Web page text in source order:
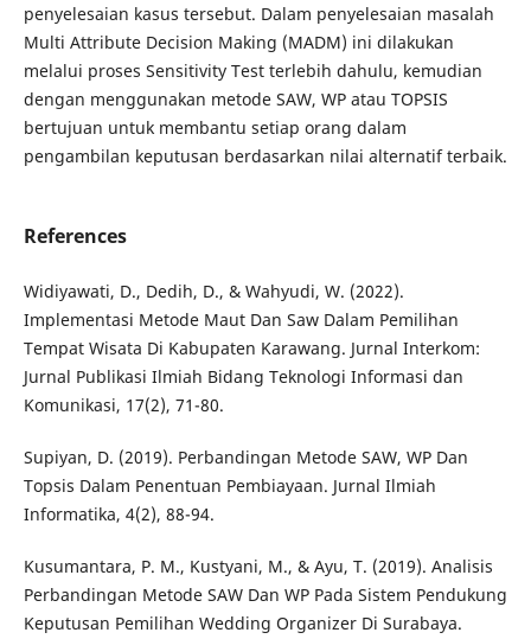
penyelesaian kasus tersebut. Dalam penyelesaian masalah
Multi Attribute Decision Making (MADM) ini dilakukan
melalui proses Sensitivity Test terlebih dahulu, kemudian
dengan menggunakan metode SAW, WP atau TOPSIS
bertujuan untuk membantu setiap orang dalam
pengambilan keputusan berdasarkan nilai alternatif terbaik.
References
Widiyawati, D., Dedih, D., & Wahyudi, W. (2022).
Implementasi Metode Maut Dan Saw Dalam Pemilihan
Tempat Wisata Di Kabupaten Karawang. Jurnal Interkom:
Jurnal Publikasi Ilmiah Bidang Teknologi Informasi dan
Komunikasi, 17(2), 71-80.
Supiyan, D. (2019). Perbandingan Metode SAW, WP Dan
Topsis Dalam Penentuan Pembiayaan. Jurnal Ilmiah
Informatika, 4(2), 88-94.
Kusumantara, P. M., Kustyani, M., & Ayu, T. (2019). Analisis
Perbandingan Metode SAW Dan WP Pada Sistem Pendukung
Keputusan Pemilihan Wedding Organizer Di Surabaya.